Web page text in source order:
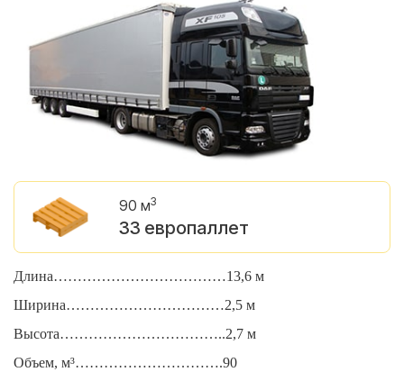
90 м3
33 европаллет
Длина………………………………13,6 м
Ширина……………………………2,5 м
Высота……………………………..2,7 м
Объем, м³………………………….90